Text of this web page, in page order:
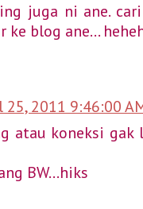
juga ni ane.
ke blog ane...
25, 2011 9:46:00
atau koneksi gak
BW...hiks